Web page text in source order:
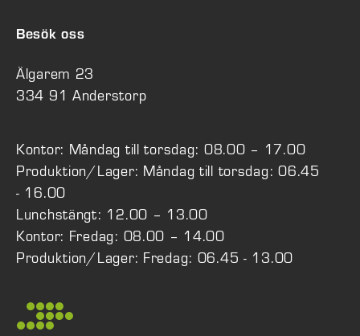
Besök oss
Älgarem 23
334 91 Anderstorp
Kontor: Måndag till torsdag: 08.00 – 17.00
Produktion/Lager: Måndag till torsdag: 06.45
- 16.00
Lunchstängt: 12.00 – 13.00
Kontor: Fredag: 08.00 – 14.00
Produktion/Lager: Fredag: 06.45 - 13.00